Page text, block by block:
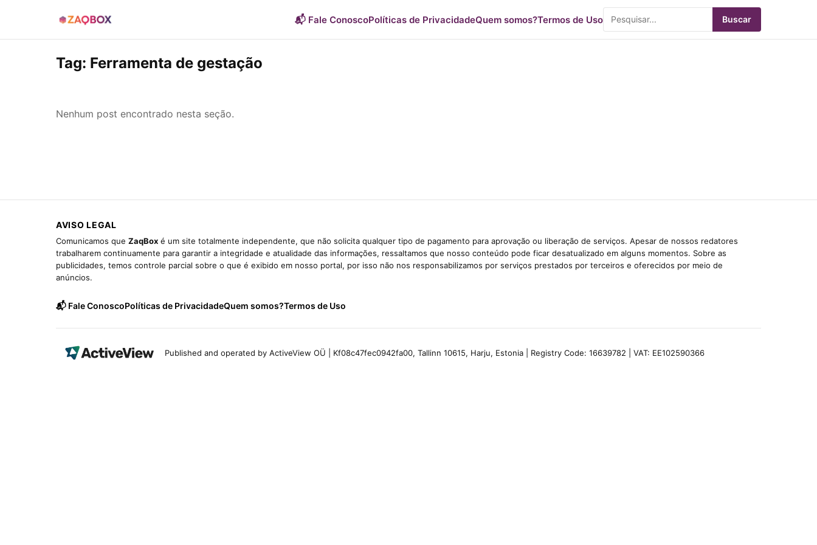
📬 Fale ConoscoPolíticas de PrivacidadeQuem somos?Termos de Uso Buscar
Tag: Ferramenta de gestação
Nenhum post encontrado nesta seção.
AVISO LEGAL
Comunicamos que ZaqBox é um site totalmente independente, que não solicita qualquer tipo de pagamento para aprovação ou liberação de serviços. Apesar de nossos redatores
trabalharem continuamente para garantir a integridade e atualidade das informações, ressaltamos que nosso conteúdo pode ficar desatualizado em alguns momentos. Sobre as
publicidades, temos controle parcial sobre o que é exibido em nosso portal, por isso não nos responsabilizamos por serviços prestados por terceiros e oferecidos por meio de
anúncios.
📬 Fale ConoscoPolíticas de PrivacidadeQuem somos?Termos de Uso
Published and operated by ActiveView OÜ | Kf08c47fec0942fa00, Tallinn 10615, Harju, Estonia | Registry Code: 16639782 | VAT: EE102590366